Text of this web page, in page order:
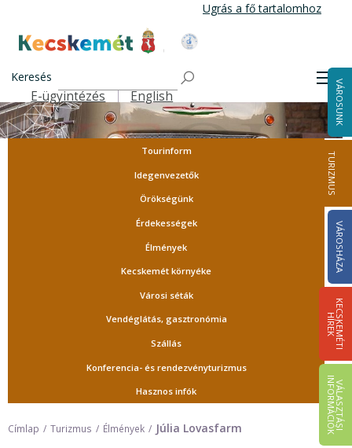
tartalomra
Ugrás a fő tartalomhoz
Kecskemét Város Honlapja
Keresés
Felső navigáció
E-ügyintézés English VÁROSUNK
TURIZMUS
VÁROSHÁZA
K
E
C
S
K
E
M
É
T
I
HÍ
R
E
K
V
Á
L
A
S
Z
T
Á
S
I
IN
F
O
R
M
Á
C
I
Ó
K
Tourinform
Idegenvezetők
Örökségünk
Érdekességek
Élmények
Kecskemét környéke
Városi séták
Vendéglátás, gasztronómia
Szállás
Konferencia- és rendezvényturizmus
Hasznos infók
Címlap Turizmus Élmények Júlia Lovasfarm